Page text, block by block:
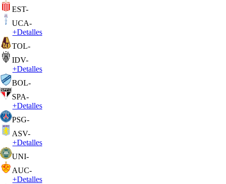
EST-
UCA-
+Detalles
TOL-
IDV-
+Detalles
BOL-
SPA-
+Detalles
PSG-
ASV-
+Detalles
UNI-
AUC-
+Detalles